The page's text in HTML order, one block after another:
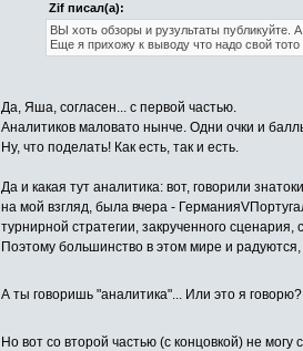
Zif писал(а):
ВЫ хоть обзоры и рузультаты публикуйте.
Еще я прихожу к выводу что надо свой
Да, Яша, согласен... с первой частью.
Аналитиков маловато нынче. Одни очки и
Ну, что поделать! Как есть, так и есть.
Да и какая тут аналитика: вот, говорили
на мой взгляд, была вчера -
турнирной стратегии, закрученного
Поэтому большинство в этом мире и
А ты говоришь "аналитика"... Или это я
Но вот со второй частью (с концовкой) не